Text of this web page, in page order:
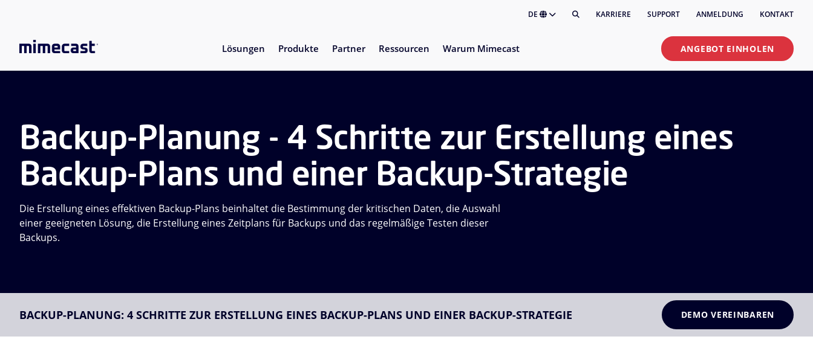
DE KARRIERE SUPPORT ANMELDUNG KONTAKT
Lösungen Produkte Partner Ressourcen Warum Mimecast ANGEBOT EINHOLEN
Backup-Planung - 4 Schritte zur Erstellung eines
Backup-Plans und einer Backup-Strategie
Die Erstellung eines effektiven Backup-Plans beinhaltet die Bestimmung der kritischen Daten, die Auswahl
einer geeigneten Lösung, die Erstellung eines Zeitplans für Backups und das regelmäßige Testen dieser
Backups.
BACKUP-PLANUNG: 4 SCHRITTE ZUR ERSTELLUNG EINES BACKUP-PLANS UND EINER BACKUP-STRATEGIE DEMO VEREINBAREN